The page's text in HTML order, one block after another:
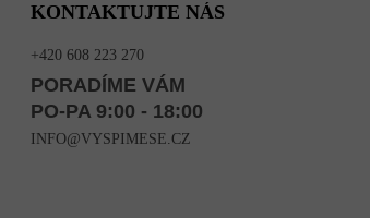
KONTAKTUJTE NÁS
+420 608 223 270
PORADÍME VÁM
PO-PA 9:00 - 18:00
INFO@VYSPIMESE.CZ